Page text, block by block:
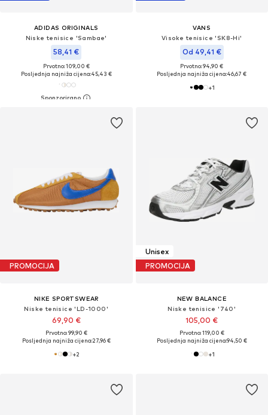
ADIDAS ORIGINALS
Niske tenisice 'Sambae'
58,41 €
Prvotno: 109,00 €
Posljednja najniža cijena:45,43 €
VANS
Visoke tenisice 'SK8-Hi'
Od 49,41 €
Prvotno: 94,90 €
Posljednja najniža cijena:46,67 €
+1
PROMOCIJA
NIKE SPORTSWEAR
Niske tenisice 'LD-1000'
69,90 €
Prvotno: 99,90 €
Posljednja najniža cijena:27,96 €
+2
Unisex
PROMOCIJA
NEW BALANCE
Niske tenisice '740'
105,00 €
Prvotno: 119,00 €
Posljednja najniža cijena:94,50 €
+1